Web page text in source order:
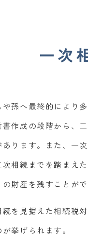
一次
や孫へ最終的により
書作成の段階から、
あります。また、一
次相続までを踏まえ
の財産を残すことがで
続を見据えた相続税
挙げられます。